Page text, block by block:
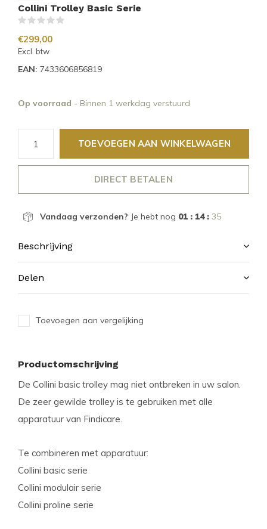
Collini Trolley Basic Serie
€299,00
Excl. btw
EAN: 7433606856819
Op voorraad - Binnen 1 werkdag verstuurd
TOEVOEGEN AAN WINKELWAGEN
DIRECT BETALEN
Vandaag verzonden? Je hebt nog 01 : 14 : 33
Beschrijving
Delen
Toevoegen aan vergelijking
Productomschrijving
De Collini basic trolley mag niet ontbreken in uw salon.
De zeer gewilde trolley is te gebruiken met alle
apparatuur van Findicare.
Te combineren met apparatuur:
Collini basic serie
Collini modulair serie
Collini proline serie